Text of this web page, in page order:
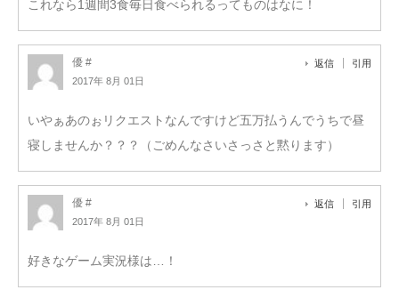
これなら1週間3食毎日食べられるってものはなに！
優 #
2017年 8月 01日
返信 引用
いやぁあのぉリクエストなんですけど五万払うんでうちで昼
寝しませんか？？？（ごめんなさいさっさと黙ります）
優 #
2017年 8月 01日
返信 引用
好きなゲーム実況様は…！